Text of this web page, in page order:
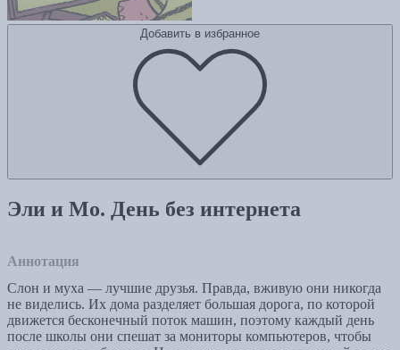
Добавить в избранное
Эли и Мо. День без интернета
Аннотация
Слон и муха — лучшие друзья. Правда, вживую они никогда
не виделись. Их дома разделяет большая дорога, по которой
движется бесконечный поток машин, поэтому каждый день
после школы они спешат за мониторы компьютеров, чтобы